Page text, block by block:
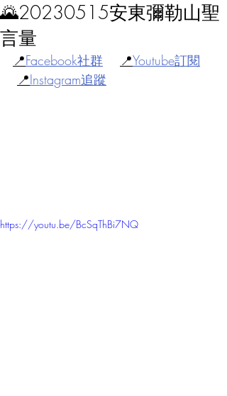
🌄20230515安東彌勒山聖
言量
📍Facebook社群 📍Youtube訂閱
📍Instagram追蹤
https://youtu.be/BcSqThBi7NQ